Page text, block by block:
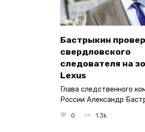
Бастрыкин
свердловского
следователя на
Lexus
Глава следственного
России Александр
0 1.3k.